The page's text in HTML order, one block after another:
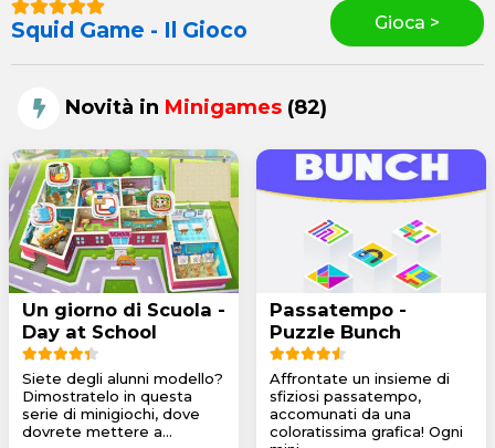
Squid Game - Il Gioco Gioca >
Novità in Minigames (82)
Un giorno di Scuola -
Day at School
Siete degli alunni modello?
Dimostratelo in questa
serie di minigiochi, dove
dovrete mettere a...
Passatempo -
Puzzle Bunch
Affrontate un insieme di
sfiziosi passatempo,
accomunati da una
coloratissima grafica! Ogni